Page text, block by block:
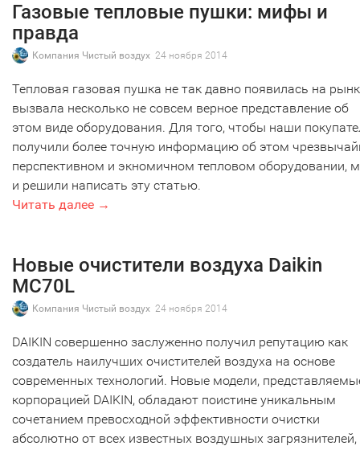
Газовые тепловые пушки: мифы и
правда
Компания Чистый воздух 24 ноября 2014
Тепловая газовая пушка не так давно появилась на
вызвала несколько не совсем верное представление об
этом виде оборудования. Для того, чтобы наши
получили более точную информацию об этом
перспективном и экномичном тепловом оборудовании,
и решили написать эту статью.
Читать далее →
Новые очистители воздуха Daikin
MC70L
Компания Чистый воздух 24 ноября 2014
DAIKIN совершенно заслуженно получил репутацию как
создатель наилучших очистителей воздуха на основе
современных технологий. Новые модели,
корпорацией DAIKIN, обладают поистине уникальным
сочетанием превосходной эффективности очистки
абсолютно от всех известных воздушных загрязнителей,